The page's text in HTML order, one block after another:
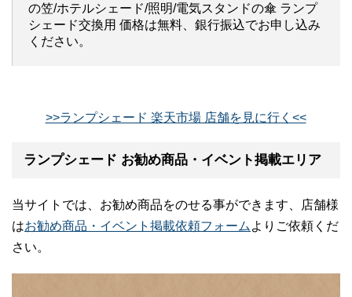
の笠/ホテルシェード/照明/電気スタンドの傘 ランプ
シェード交換用 価格は無料、銀行振込でお申し込み
ください。
>>ランプシェード 楽天市場 店舗を見に行く<<
ランプシェード お勧め商品・イベント掲載エリア
当サイトでは、お勧め商品をのせる事ができます、店舗様
はお勧め商品・イベント掲載依頼フォーム よりご依頼くだ
さい。